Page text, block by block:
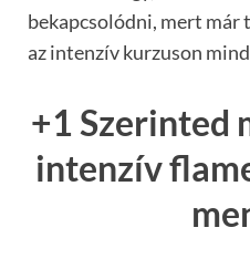
bekapcsolódni, mert már
az intenzív kurzuson
+1 Szerinted
intenzív